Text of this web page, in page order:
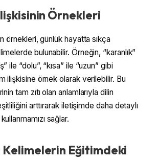
Örnekleri
örnekleri, günlük hayatta sıkça
bulunabilir. Örneğin, “karanlık”
ile “dolu”, “kısa” ile “uzun” gibi
ilişkisine örnek olarak verilebilir. Bu
tam zıtı olan anlamlarıyla dilin
arttırarak iletişimde daha detaylı
sağlar.
Kelimelerin Eğitimdeki